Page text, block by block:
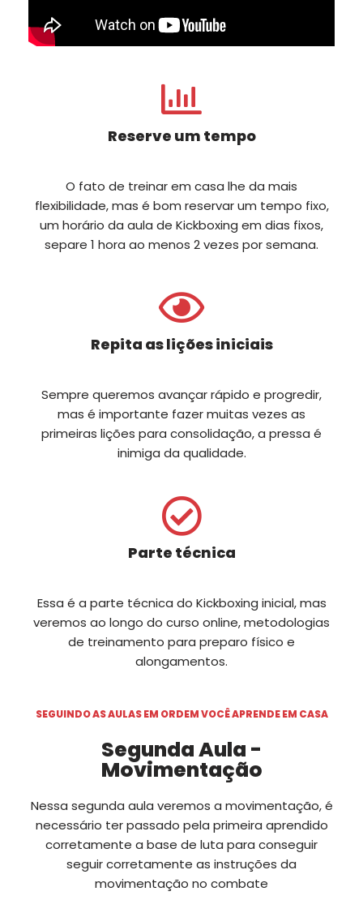
Reserve um tempo
O fato de treinar em casa lhe da mais
flexibilidade, mas é bom reservar um tempo fixo,
um horário da aula de Kickboxing em dias fixos,
separe 1 hora ao menos 2 vezes por semana.
Repita as lições iniciais
Sempre queremos avançar rápido e progredir,
mas é importante fazer muitas vezes as
primeiras lições para consolidação, a pressa é
inimiga da qualidade.
Parte técnica
Essa é a parte técnica do Kickboxing inicial, mas
veremos ao longo do curso online, metodologias
de treinamento para preparo físico e
alongamentos.
SEGUINDO AS AULAS EM ORDEM VOCÊ APRENDE EM CASA
Segunda Aula -
Movimentação
Nessa segunda aula veremos a movimentação, é
necessário ter passado pela primeira aprendido
corretamente a base de luta para conseguir
seguir corretamente as instruções da
movimentação no combate